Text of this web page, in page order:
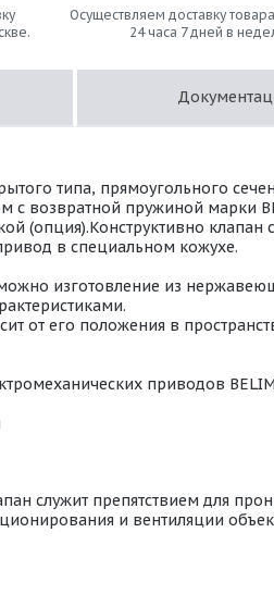
Осуществляем доставку
24 часа 7 дней в
типа, прямоугольного
с возвратной пружиной марки
(опция).Конструктивно
в специальном кожухе.
изготовление из
от его положения в
приводов
служит препятствием для
и вентиляции